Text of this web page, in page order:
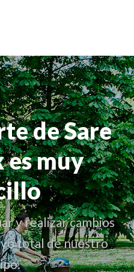
de Sare
es muy
y realizar cambios
total de nuestro